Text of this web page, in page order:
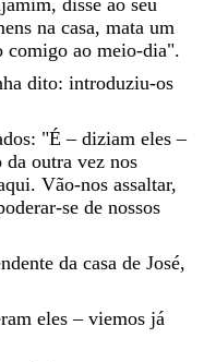
na casa, mata um
comigo ao meio-dia".
dito: introduziu-os
: "É– diziam eles–
da outra vez nos
. Vão-nos assaltar,
se de nossos
da casa de José,
eles– viemos já